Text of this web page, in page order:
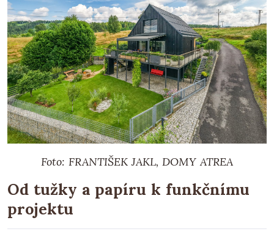
Foto: FRANTIŠEK JAKL, DOMY ATREA
Od tužky a papíru k funkčnímu
projektu